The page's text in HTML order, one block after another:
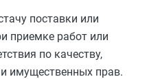
поставки или
приемке работ или
по качеству,
имущественных прав.